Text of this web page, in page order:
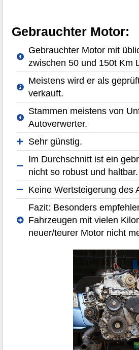
Gebrauchter Motor:
Gebrauchter Motor mit
zwischen 50 und 150t Km
Meistens wird er als
verkauft.
Stammen meistens von
Autoverwerter.
Sehr günstig.
Im Durchschnitt ist ein
nicht so robust und haltbar.
Keine Wertsteigerung des
Fazit: Besonders
Fahrzeugen mit vielen
neuer/teurer Motor nicht